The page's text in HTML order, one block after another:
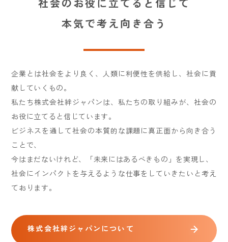
本気で考え向き合う
企業とは社会をより良く、人類に利便性を供給し、社会に貢
献していくもの。
私たち株式会社絆ジャパンは、私たちの取り組みが、社会の
お役に立てると信じています。
ビジネスを通して社会の本質的な課題に真正面から向き合う
ことで、
今はまだないけれど、「未来にはあるべきもの」を実現し、
社会にインパクトを与えるような仕事をしていきたいと考え
ております。
株式会社絆ジャパンについて